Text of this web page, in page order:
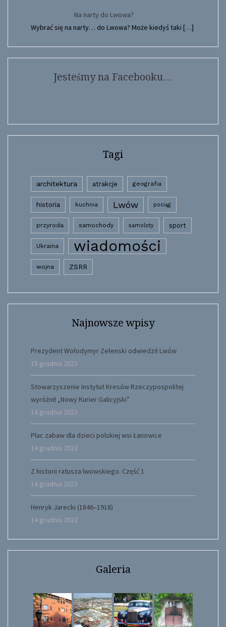
Na narty do Lwowa?
Wybrać się na narty… do Lwowa? Może kiedyś taki […]
Jesteśmy na Facebooku…
Tagi
architektura atrakcje geografia
historia kuchnia Lwów pociąg
przyroda samochody samoloty sport
Ukraina wiadomości
wojna ZSRR
Najnowsze wpisy
Prezydent Wołodymyr Zełenski odwiedził Lwów
15 grudnia 2023
Stowarzyszenie Instytut Kresów Rzeczypospolitej
wyróżnił „Nowy Kurier Galicyjski”
14 grudnia 2023
Plac zabaw dla dzieci polskiej wsi Łanowice
14 grudnia 2023
Z historii ratusza lwowskiego. Część 1
14 grudnia 2023
Henryk Jarecki (1846–1918)
14 grudnia 2023
Galeria